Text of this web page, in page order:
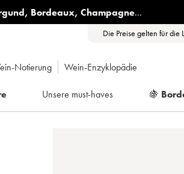
, Bordeaux, Champagne...
Die Preise gelten für die
Notierung Wein-Enzyklopädie
Unsere must-haves 🍇